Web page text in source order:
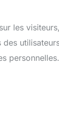
les